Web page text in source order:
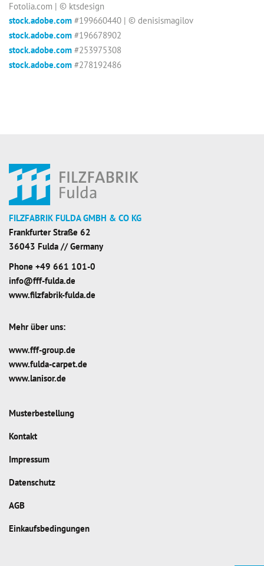
Fotolia.com | © ktsdesign
stock.adobe.com #199660440 | © denisismagilov
stock.adobe.com #196678902
stock.adobe.com #253975308
stock.adobe.com #278192486
FILZFABRIK FULDA GMBH & CO KG
Frankfurter Straße 62
36043 Fulda // Germany
Phone +49 661 101-0
info@fff-fulda.de
www.filzfabrik-fulda.de
Mehr über uns:
www.fff-group.de
www.fulda-carpet.de
www.lanisor.de
Musterbestellung
Kontakt
Impressum
Datenschutz
AGB
Einkaufsbedingungen